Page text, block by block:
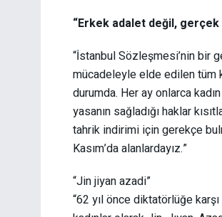
“Erkek adalet değil, gerçek
“İstanbul Sözleşmesi’nin bir
mücadeleyle elde edilen tüm
durumda. Her ay onlarca
yasanın sağladığı haklar
tahrik indirimi için gerekçe
Kasım’da alanlardayız.”
“Jin jiyan azadi”
“62 yıl önce diktatörlüğe